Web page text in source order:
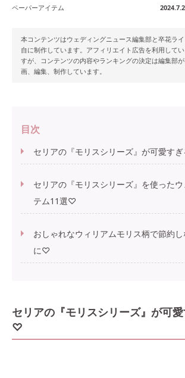
ペーパーアイテム
本コンテンツはウェディングニュース編集部と卒花ラ
自に制作しています。アフィリエイト広告を利用して
すが、コンテンツの内容やランキングの決定は編集部
画、編集、制作しています。
目次
セリアの『モリスシリーズ』が可愛す
セリアの『モリスシリーズ』を使った
テム11選♡
おしゃれなウィリアムモリス柄で節約
に♡
セリアの『モリスシリーズ』が可
♡